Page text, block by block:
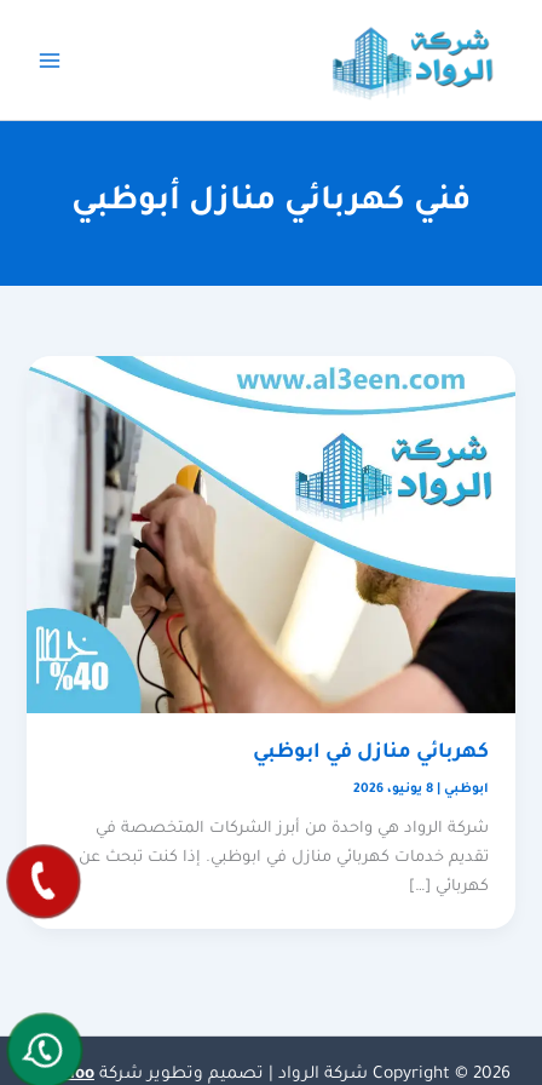
المحتوى
فني كهربائي منازل أبوظبي
كهربائي منازل في ابوظبي
ابوظبي |8 يونيو، 2026
شركة الرواد هي واحدة من أبرز الشركات المتخصصة في
تقديم خدمات كهربائي منازل في ابوظبي. إذا كنت تبحث عن
كهربائي […]
Copyright © 2026 شركة الرواد | تصميم وتطوير شركة Olymoo